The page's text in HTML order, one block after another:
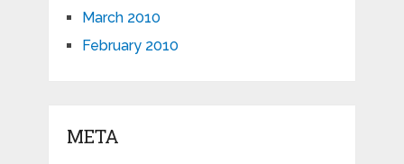
March 2010
February 2010
META